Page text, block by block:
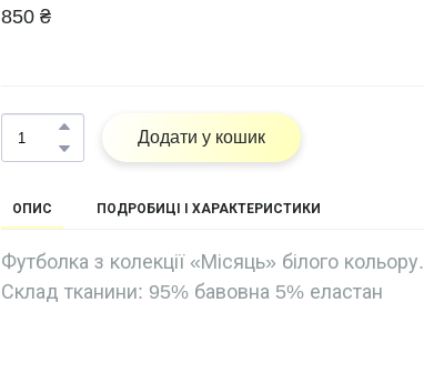
850 ₴
Додати у кошик
ОПИС ПОДРОБИЦІ І ХАРАКТЕРИСТИКИ
Футболка з колекції «Місяць» білого кольору.
Склад тканини: 95% бавовна 5% еластан